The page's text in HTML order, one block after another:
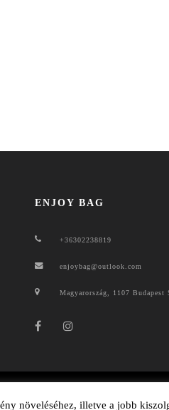
ENJOY BAG
+36302238819
enjoybag@outlook.com
Magyarország, 1107 Budapest
növeléséhez, illetve a jobb